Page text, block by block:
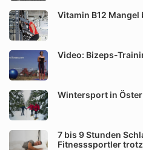
Vitamin B12 Mangel
Video: Bizeps-
Wintersport in
7 bis 9 Stunden
Fitnesssportler